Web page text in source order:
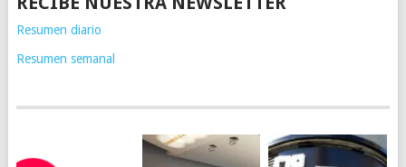
Resumen diario
Resumen semanal